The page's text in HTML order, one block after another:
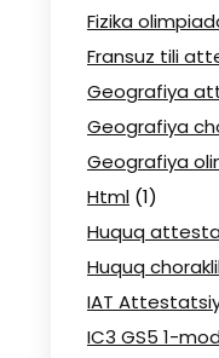
Fizika
Fransuz tili
Geografiya
Geografiya
Geografiya
Html (1)
Huquq
Huquq
IAT
IC3 GS5 1-